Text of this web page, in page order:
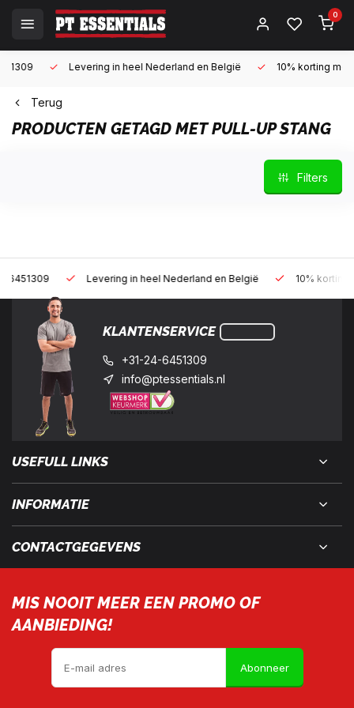
0
Levering in heel Nederland en België 10% korting met een
Terug
PRODUCTEN GETAGD MET PULL-UP STANG
Filters
Levering in heel Nederland en België 10% korting met een
KLANTENSERVICE
+31-24-6451309
info@ptessentials.nl
USEFULL LINKS
INFORMATIE
CONTACTGEGEVENS
MIS NOOIT MEER EEN PROMO OF
AANBIEDING!
Abonneer